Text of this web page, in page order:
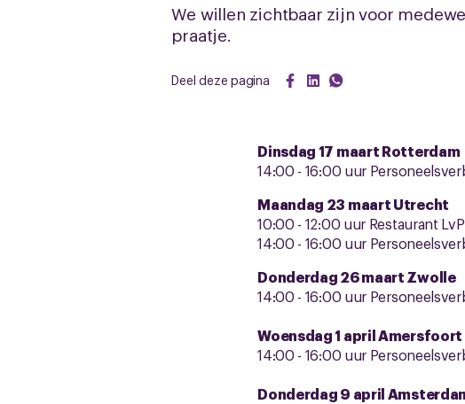
We willen zichtbaar zijn voor
praatje.
Deel deze pagina
Dinsdag 17 maart Rotterdam
14:00 - 16:00 uur
Maandag 23 maart Utrecht
10:00 - 12:00 uur Restaurant LvP
14:00 - 16:00 uur
Donderdag 26 maart Zwolle
14:00 - 16:00 uur
Woensdag 1 april Amersfoort
14:00 - 16:00 uur
Donderdag 9 april